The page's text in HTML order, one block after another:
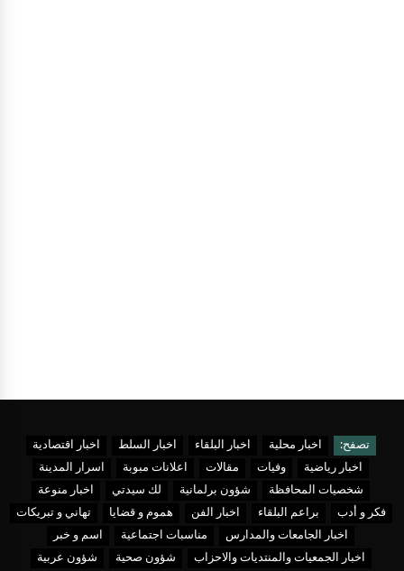
تصفح: اخبار محلية اخبار البلقاء اخبار السلط
اخبار اقتصادية
اخبار رياضية
وفيات مقالات اعلانات مبوبة
اسرار المدينة
شخصيات المحافظة
شؤون برلمانية لك سيدتي
اخبار منوعة
فكر و أدب
براعم البلقاء اخبار الفن هموم و قضايا
تهاني و تبريكات
اخبار الجامعات والمدارس
مناسبات اجتماعية
اسم و خبر
اخبار الجمعيات والمنتديات والاحزاب
شؤون صحية شؤون عربية